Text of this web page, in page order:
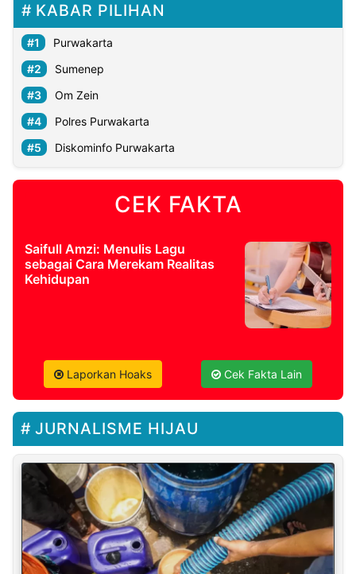
KABAR PILIHAN
Purwakarta
Sumenep
Om Zein
Polres Purwakarta
Diskominfo Purwakarta
CEK FAKTA
Saifull Amzi: Menulis Lagu
sebagai Cara Merekam Realitas
Kehidupan
Laporkan Hoaks Cek Fakta Lain
JURNALISME HIJAU